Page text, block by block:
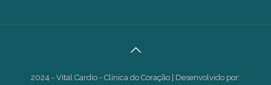
2024 - Vital Cardio - Clínica do Coração | Desenvolvido por: